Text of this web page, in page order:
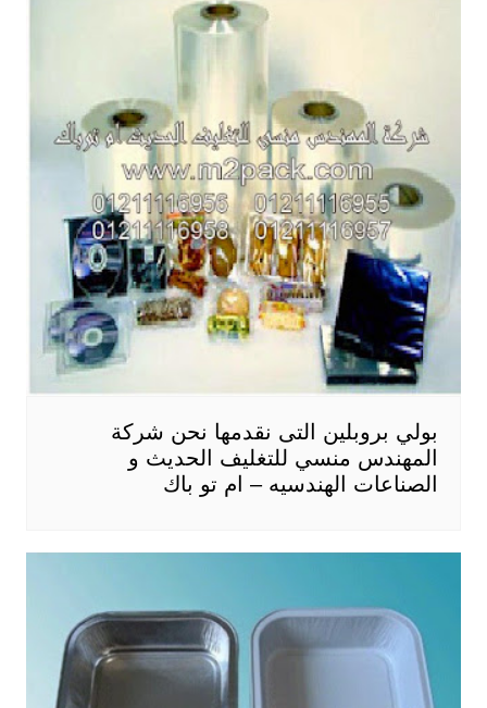
بولي بروبلين التى نقدمها نحن شركة
المهندس منسي للتغليف الحديث و
الصناعات الهندسيه – ام تو باك